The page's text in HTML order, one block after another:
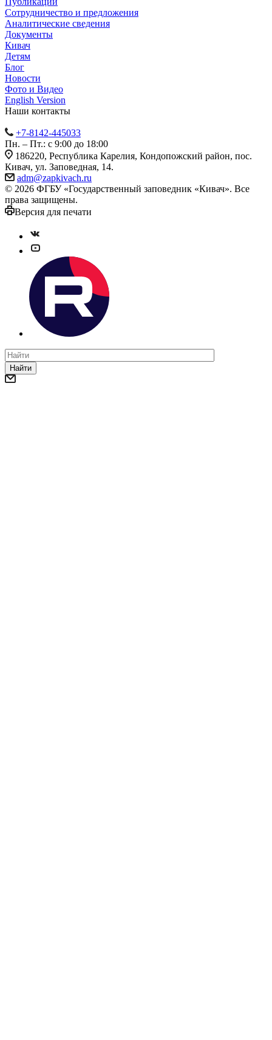
Сотрудничество и предложения
Аналитические сведения
Документы
Кивач
Детям
Блог
Новости
Фото и Видео
English Version
Наши контакты
+7-8142-445033
Пн. – Пт.: с 9:00 до 18:00
186220, Республика Карелия, Кондопожский район, пос.
Кивач, ул. Заповедная, 14.
adm@zapkivach.ru
© 2026 ФГБУ «Государственный заповедник «Кивач». Все
права защищены.
Версия для печати
Найти